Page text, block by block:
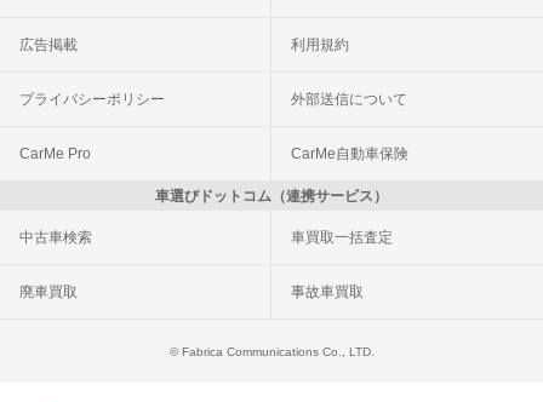
広告掲載 利用規約
プライバシーポリシー 外部送信について
CarMe Pro CarMe自動車保険
車選びドットコム（連携サービス）
中古車検索 車買取一括査定
廃車買取 事故車買取
© Fabrica Communications Co., LTD.